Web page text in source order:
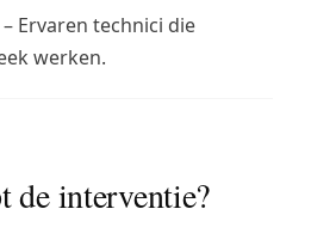
Ervaren technici die
werken.
de interventie?